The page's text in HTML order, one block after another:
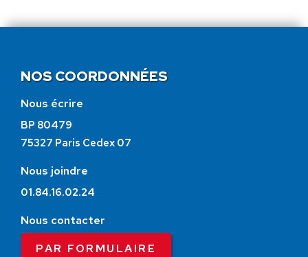
NOS COORDONNÉES
Nous écrire
BP 80479
75327 Paris Cedex 07
Nous joindre
01.84.16.02.24
Nous contacter
PAR FORMULAIRE